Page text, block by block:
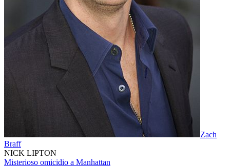
Zach
Braff
NICK LIPTON
Misterioso omicidio a Manhattan